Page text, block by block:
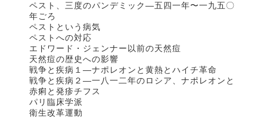
ペスト、三度のパンデミック―五四一年〜一九五〇
年ごろ
ペストという病気
ペストへの対応
エドワード・ジェンナー以前の天然痘
天然痘の歴史への影響
戦争と疾病１―ナポレオンと黄熱とハイチ革命
戦争と疾病２―一八一二年のロシア、ナポレオンと
赤痢と発疹チフス
パリ臨床学派
衛生改革運動